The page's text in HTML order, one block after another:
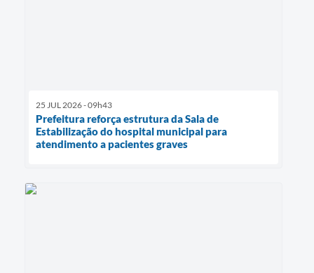
25 JUL 2026 - 09h43
Prefeitura reforça estrutura da Sala de
Estabilização do hospital municipal para
atendimento a pacientes graves